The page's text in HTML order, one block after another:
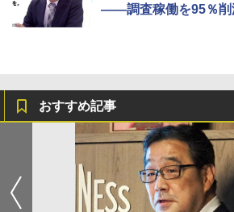
――調査稼働を95％削
おすすめ記事